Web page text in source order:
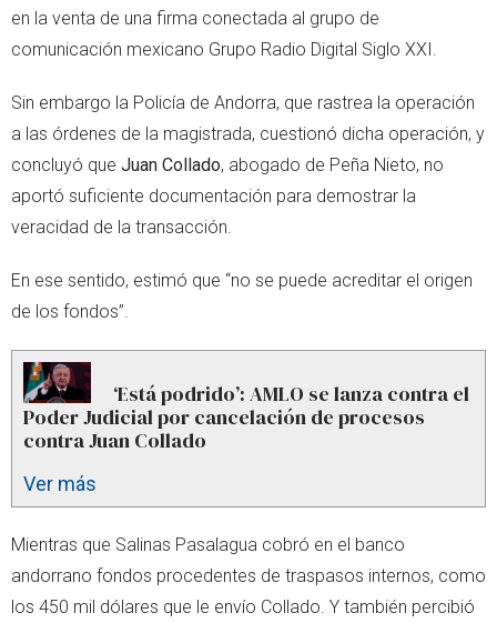
en la venta de una firma conectada al grupo de
comunicación mexicano Grupo Radio Digital Siglo XXI.
Sin embargo la Policía de Andorra, que rastrea la operación
a las órdenes de la magistrada, cuestionó dicha operación, y
concluyó que Juan Collado, abogado de Peña Nieto, no
aportó suficiente documentación para demostrar la
veracidad de la transacción.
En ese sentido, estimó que “no se puede acreditar el origen
de los fondos”.
‘Está podrido’: AMLO se lanza contra el
Poder Judicial por cancelación de procesos
contra Juan Collado
Ver más
Mientras que Salinas Pasalagua cobró en el banco
andorrano fondos procedentes de traspasos internos, como
los 450 mil dólares que le envío Collado. Y también percibió